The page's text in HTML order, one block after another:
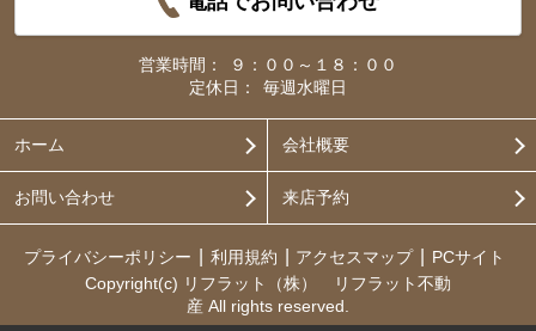
営業時間：
９：００～１８：００
定休日：
毎週水曜日
ホーム 会社概要
お問い合わせ 来店予約
プライバシーポリシー 利用規約 アクセスマップ
PCサイト
Copyright(c) リフラット（株） リフラット不動
産 All rights reserved.